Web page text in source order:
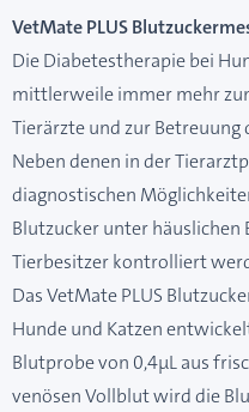
VetMate PLUS
Die Diabetestherapie bei
mittlerweile immer mehr
Tierärzte und zur Betreuung
Neben denen in der
diagnostischen
Blutzucker unter häuslichen
Tierbesitzer kontrolliert
Das VetMate PLUS
Hunde und Katzen
Blutprobe von 0,4μL aus
venösen Vollblut wird die